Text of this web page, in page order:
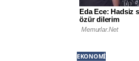
EKONOMI